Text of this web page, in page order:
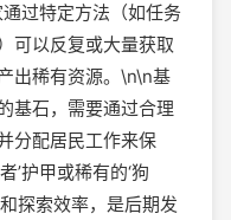
通过特定方法（如任务
可以反复或大量获取
出稀有资源。\n\n基
基石，需要通过合理
分配居民工作来保
’护甲或稀有的‘狗
探索效率，是后期发